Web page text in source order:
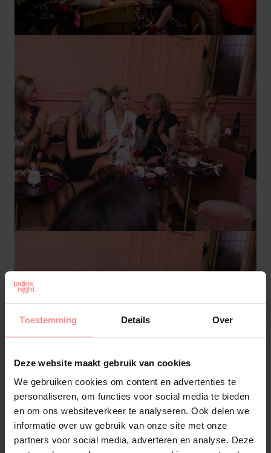
Toestemming Details Over
Deze website maakt gebruik van cookies
We gebruiken cookies om content en advertenties te
personaliseren, om functies voor social media te bieden
en om ons websiteverkeer te analyseren. Ook delen we
informatie over uw gebruik van onze site met onze
partners voor social media, adverteren en analyse. Deze